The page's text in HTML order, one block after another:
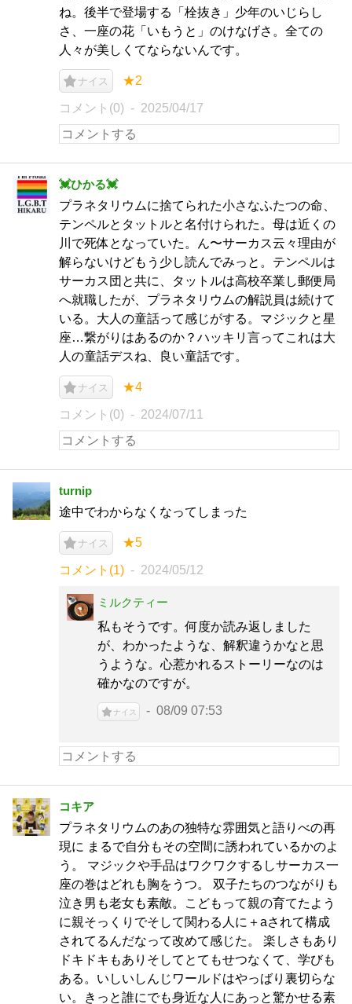
ね。後半で登場する「栓抜き」少年のいじらし
さ、一座の花「いもうと」のけなげさ。全ての
人々が美しくてならないんです。
ナイス ★2
コメント(0) 2025/04/17
︎💓ひかる💓
プラネタリウムに捨てられた小さなふたつの命、
テンペルとタットルと名付けられた。母は近くの
川で死体となっていた。ん〜サーカス云々理由が
解らないけどもう少し読んでみっと。テンペルは
サーカス団と共に、タットルは高校卒業し郵便局
へ就職したが、プラネタリウムの解説員は続けて
いる。大人の童話って感じがする。マジックと星
座…繋がりはあるのか？ハッキリ言ってこれは大
人の童話デスね、良い童話です。
ナイス ★4
コメント(0) 2024/07/11
turnip
途中でわからなくなってしまった
ナイス ★5
コメント(1) 2024/05/12
ミルクティー
私もそうです。何度か読み返しました
が、わかったような、解釈違うかなと思
うような。心惹かれるストーリーなのは
確かなのですが。
ナイス 08/09 07:53
コキア
プラネタリウムのあの独特な雰囲気と語りべの再
現に まるで自分もその空間に誘われているかのよ
う。 マジックや手品はワクワクするしサーカス一
座の巻はどれも胸をうつ。 双子たちのつながりも
泣き男も老女も素敵。こどもって親の育てたよう
に親そっくりでそして関わる人に＋aされて構成
されてるんだなって改めて感じた。 楽しさもあり
ドキドキもありそしてとてもせつなくて、学びも
ある。いしいしんじワールドはやっばり裏切らな
い。きっと誰にでも身近な人にあっと驚かせる素